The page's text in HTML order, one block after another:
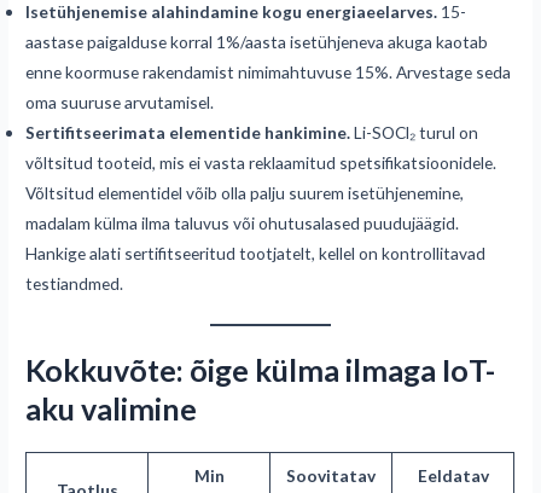
Isetühjenemise alahindamine kogu energiaeelarves. 15-
aastase paigalduse korral 1%/aasta isetühjeneva akuga kaotab
enne koormuse rakendamist nimimahtuvuse 15%. Arvestage seda
oma suuruse arvutamisel.
Sertifitseerimata elementide hankimine.Li-SOCl₂ turul on
võltsitud tooteid, mis ei vasta reklaamitud spetsifikatsioonidele.
Võltsitud elementidel võib olla palju suurem isetühjenemine,
madalam külma ilma taluvus või ohutusalased puudujäägid.
Hankige alati sertifitseeritud tootjatelt, kellel on kontrollitavad
testiandmed.
Kokkuvõte: õige külma ilmaga IoT-
aku valimine
Min
Soovitatav
Eeldatav